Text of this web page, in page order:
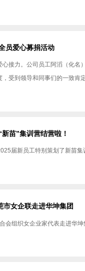
员爱心募捐活动
接力。公司员工阿滔（化
受到领导和同事们的一致肯定
苗”集训营结营啦！
届新员工特别策划了新苗集
市女企联走进华坤集团
会组织女企业家代表走进华